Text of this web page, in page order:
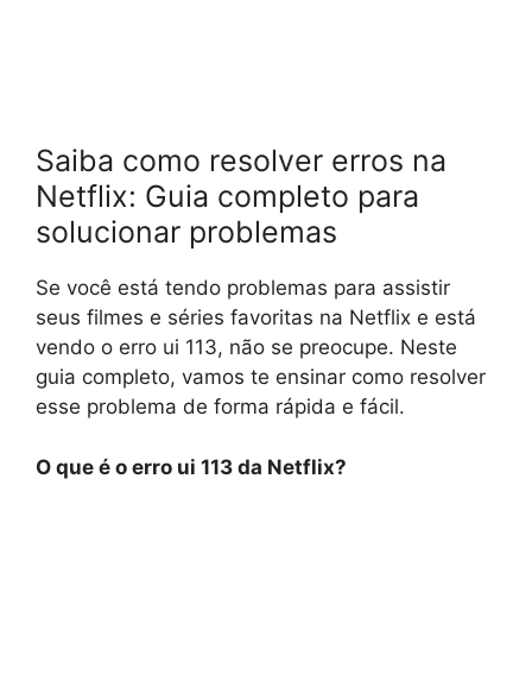
Saiba como resolver erros na
Netflix: Guia completo para
solucionar problemas
Se você está tendo problemas para assistir
seus filmes e séries favoritas na Netflix e está
vendo o erro ui 113, não se preocupe. Neste
guia completo, vamos te ensinar como resolver
esse problema de forma rápida e fácil.
O que é o erro ui 113 da Netflix?